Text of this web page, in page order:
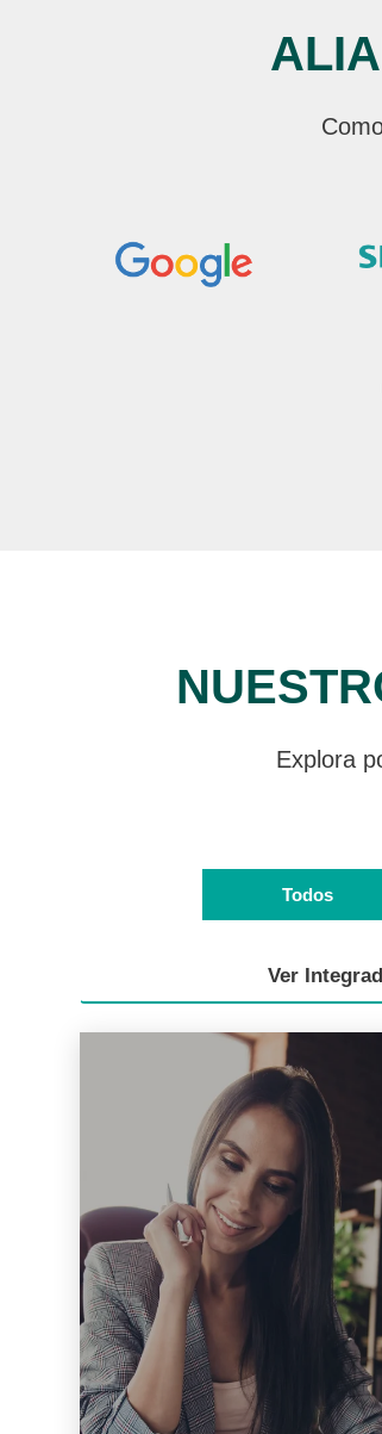
Explora
Todos
Ver
Finanzas personales-BBVA
Certifica que conduces de forma
eficiente las finanzas personales
considerando conceptos de